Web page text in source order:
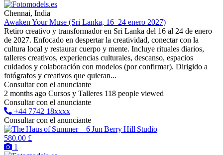
Chennai, India
Awaken Your Muse (Sri Lanka, 16–24 enero 2027)
Retiro creativo y transformador en Sri Lanka del 16 al 24 de enero
de 2027. Enfocado en despertar la creatividad, conectar con la
cultura local y restaurar cuerpo y mente. Incluye rituales diarios,
talleres creativos, experiencias culturales, descanso, espacios
cuidados y colaboración con modelos (por confirmar). Dirigido a
fotógrafos y creativos que quieran...
Consultar con el anunciante
2 months ago Cursos y Talleres 118 people viewed
Consultar con el anunciante
+44 7742 18xxxx
Consultar con el anunciante
580.00 £
1